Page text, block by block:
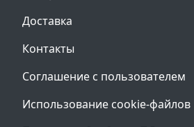
Доставка
Контакты
Соглашение с пользователем
Использование cookie-файлов